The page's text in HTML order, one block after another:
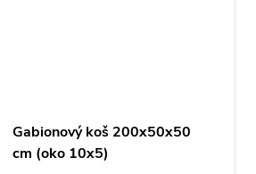
Gabionový koš 200x50x50
cm (oko 10x5)